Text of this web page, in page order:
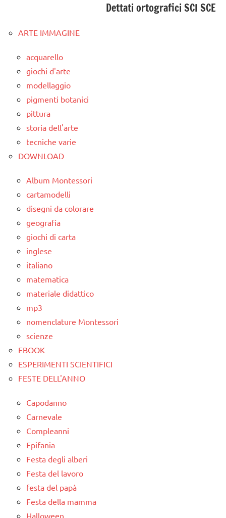
Dettati ortografici SCI SCE
ARTE IMMAGINE
acquarello
giochi d'arte
modellaggio
pigmenti botanici
pittura
storia dell'arte
tecniche varie
DOWNLOAD
Album Montessori
cartamodelli
disegni da colorare
geografia
giochi di carta
inglese
italiano
matematica
materiale didattico
mp3
nomenclature Montessori
scienze
EBOOK
ESPERIMENTI SCIENTIFICI
FESTE DELL'ANNO
Capodanno
Carnevale
Compleanni
Epifania
Festa degli alberi
Festa del lavoro
festa del papà
Festa della mamma
Halloween